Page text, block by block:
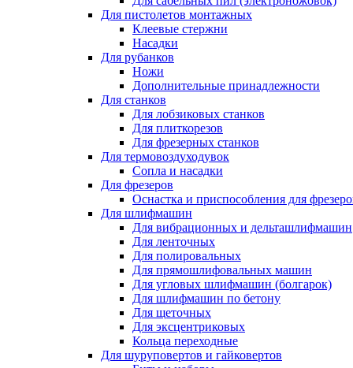
Для пистолетов монтажных
Клеевые стержни
Насадки
Для рубанков
Ножи
Дополнительные принадлежности
Для станков
Для лобзиковых станков
Для плиткорезов
Для фрезерных станков
Для термовоздуходувок
Сопла и насадки
Для фрезеров
Оснастка и приспособления для
Для шлифмашин
Для вибрационных и дельташлифмашин
Для ленточных
Для полировальных
Для прямошлифовальных машин
Для угловых шлифмашин (болгарок)
Для шлифмашин по бетону
Для щеточных
Для эксцентриковых
Кольца переходные
Для шуруповертов и гайковертов